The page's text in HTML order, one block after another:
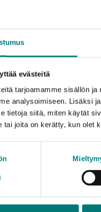
evästeitä
tarjoamamme sisällön
analysoimiseen. Lisäksi
tietoja siitä, miten käytät
tai joita on kerätty, kun olet
i hög temperatur,